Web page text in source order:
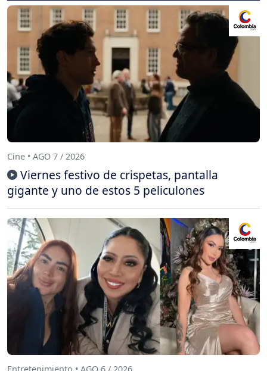
Cine • AGO 7 / 2026
Viernes festivo de crispetas, pantalla
gigante y uno de estos 5 peliculones
Entretenimiento • AGO 6 / 2026